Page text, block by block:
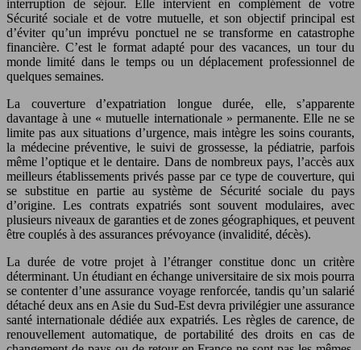
interruption de séjour. Elle intervient en complément de votre
Sécurité sociale et de votre mutuelle, et son objectif principal est
d’éviter qu’un imprévu ponctuel ne se transforme en catastrophe
financière. C’est le format adapté pour des vacances, un tour du
monde limité dans le temps ou un déplacement professionnel de
quelques semaines.
La couverture d’expatriation longue durée, elle, s’apparente
davantage à une « mutuelle internationale » permanente. Elle ne se
limite pas aux situations d’urgence, mais intègre les soins courants,
la médecine préventive, le suivi de grossesse, la pédiatrie, parfois
même l’optique et le dentaire. Dans de nombreux pays, l’accès aux
meilleurs établissements privés passe par ce type de couverture, qui
se substitue en partie au système de Sécurité sociale du pays
d’origine. Les contrats expatriés sont souvent modulaires, avec
plusieurs niveaux de garanties et de zones géographiques, et peuvent
être couplés à des assurances prévoyance (invalidité, décès).
La durée de votre projet à l’étranger constitue donc un critère
déterminant. Un étudiant en échange universitaire de six mois pourra
se contenter d’une assurance voyage renforcée, tandis qu’un salarié
détaché deux ans en Asie du Sud-Est devra privilégier une assurance
santé internationale dédiée aux expatriés. Les règles de carence, de
renouvellement automatique, de portabilité des droits en cas de